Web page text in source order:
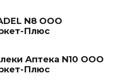
N8 ООО
Плюс
Аптека N10 ООО
Плюс